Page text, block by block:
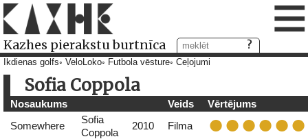
Kazhes pierakstu burtnīca ≡
Ikdienas golfs VeloLoko Futbola vēsture Ceļojumi
Sofia Coppola
Nosaukums Veids
Vērtējums
Somewhere
Sofia
Coppola
2010
Filma